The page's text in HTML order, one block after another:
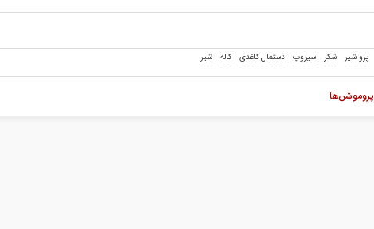
پرو شیر شکر سیروپ دستمال کاغذی کاله شیر
پروموشن‌ها